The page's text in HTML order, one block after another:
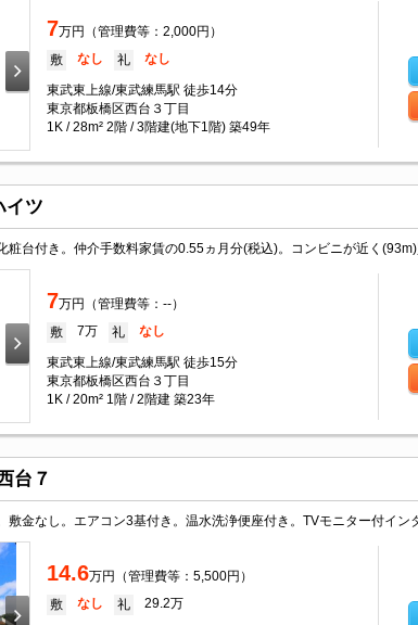
7万円（管理費等：2,000円）
敷 なし 礼 なし
東武東上線/東武練馬駅 徒歩14分
東京都板橋区西台３丁目
1K / 28m² 2階 / 3階建(地下1階) 築49年
イツ
7万円（管理費等：--）
敷 7万 礼 なし
東武東上線/東武練馬駅 徒歩15分
東京都板橋区西台３丁目
1K / 20m² 1階 / 2階建 築23年
台７
14.6万円（管理費等：5,500円）
敷 なし 礼 29.2万